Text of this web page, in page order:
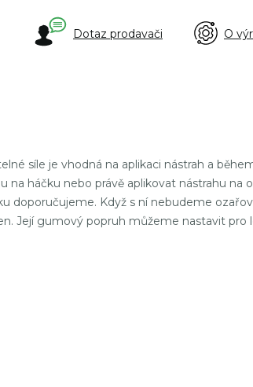
Dotaz prodavači O
síle je vhodná na aplikaci nástrah a
háčku nebo právě aplikovat nástrahu na
Když s ní nebudeme
Její gumový popruh můžeme nastavit pro